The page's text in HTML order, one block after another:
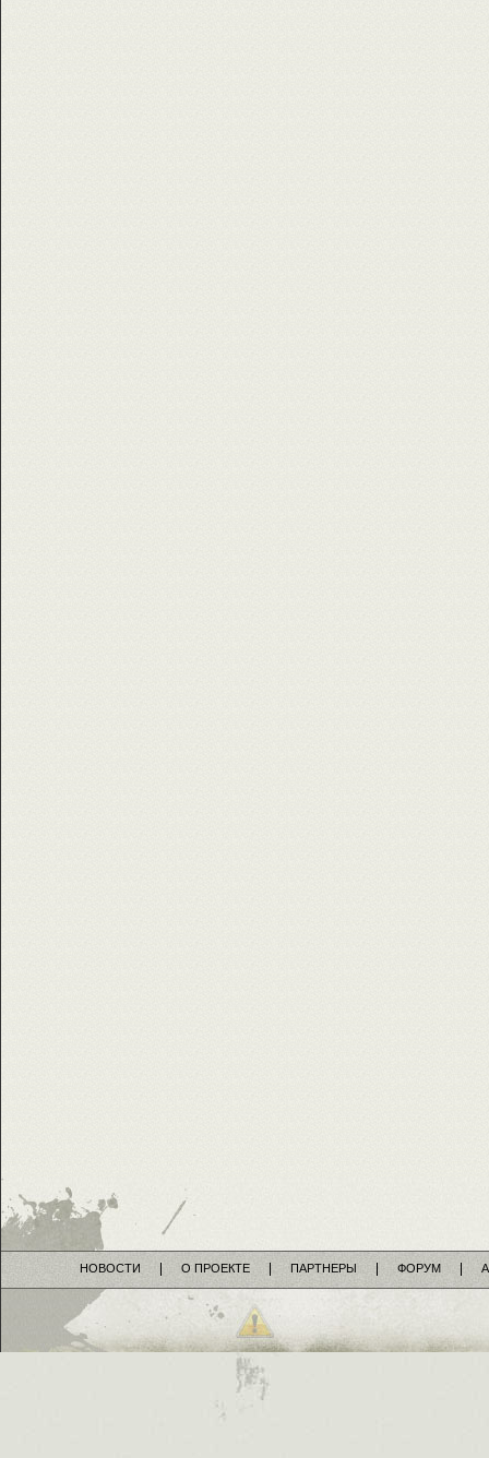
НОВОСТИ О ПРОЕКТЕ ПАРТНЕРЫ ФОРУМ